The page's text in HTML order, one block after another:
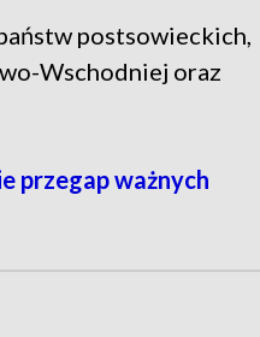
postsowieckich,
Wschodniej oraz
przegap ważnych